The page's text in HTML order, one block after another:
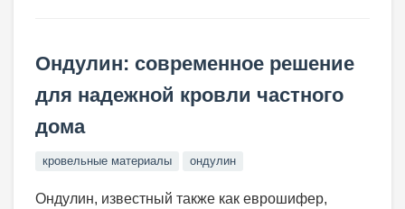
Ондулин: современное решение
для надежной кровли частного
дома
кровельные материалы ондулин
Ондулин, известный также как еврошифер,